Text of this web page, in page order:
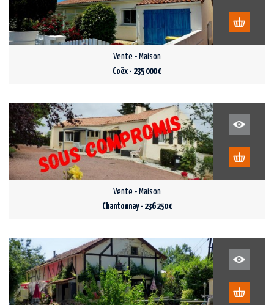
Vente - Maison
Coëx - 235 000 €
Vente - Maison
Chantonnay - 236 250 €